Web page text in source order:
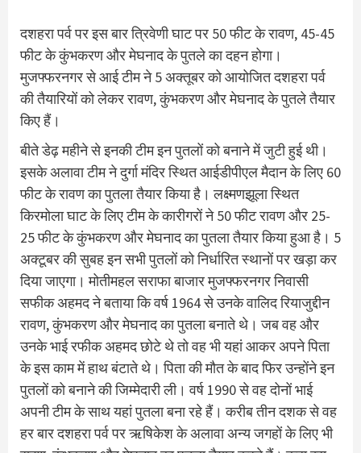
दशहरा पर्व पर इस बार त्रिवेणी घाट पर 50 फीट के रावण, 45-45
फीट के कुंभकरण और मेघनाद के पुतले का दहन होगा।
मुजफ्फरनगर से आई टीम ने 5 अक्तूबर को आयोजित दशहरा पर्व
की तैयारियों को लेकर रावण, कुंभकरण और मेघनाद के पुतले तैयार
किए हैं।
बीते डेढ़ महीने से इनकी टीम इन पुतलों को बनाने में जुटी हुई थी।
इसके अलावा टीम ने दुर्गा मंदिर स्थित आईडीपीएल मैदान के लिए 60
फीट के रावण का पुतला तैयार किया है। लक्ष्मणझूला स्थित
किरमोला घाट के लिए टीम के कारीगरों ने 50 फीट रावण और 25-
25 फीट के कुंभकरण और मेघनाद का पुतला तैयार किया हुआ है। 5
अक्टूबर की सुबह इन सभी पुतलों को निर्धारित स्थानों पर खड़ा कर
दिया जाएगा। मोतीमहल सराफा बाजार मुजफ्फरनगर निवासी
सफीक अहमद ने बताया कि वर्ष 1964 से उनके वालिद रियाजुद्दीन
रावण, कुंभकरण और मेघनाद का पुतला बनाते थे। जब वह और
उनके भाई रफीक अहमद छोटे थे तो वह भी यहां आकर अपने पिता
के इस काम में हाथ बंटाते थे। पिता की मौत के बाद फिर उन्होंने इन
पुतलों को बनाने की जिम्मेदारी ली। वर्ष 1990 से वह दोनों भाई
अपनी टीम के साथ यहां पुतला बना रहे हैं। करीब तीन दशक से वह
हर बार दशहरा पर्व पर ऋषिकेश के अलावा अन्य जगहों के लिए भी